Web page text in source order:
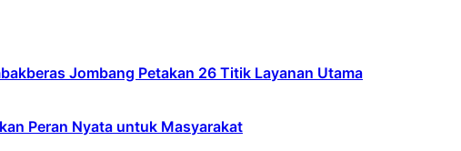
Jombang Petakan 26 Titik Layanan Utama
Peran Nyata untuk Masyarakat